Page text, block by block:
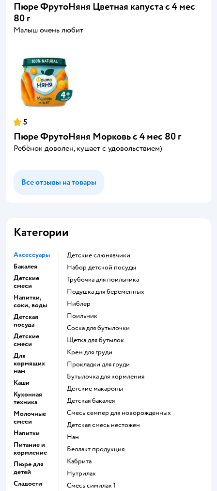
Пюре ФрутоНяня Цветная капуста с 4 мес
80 г
Малыш очень любит
5
Пюре ФрутоНяня Морковь с 4 мес 80 г
Ребёнок доволен, кушает с удовольствием)
Все отзывы на товары
Категории
Аксессуары
Бакалея
Детские
смеси
Напитки,
соки, воды
Детская
посуда
Детские
смеси
Для
кормящих
мам
Каши
Кухонная
техника
Молочные
смеси
Напитки
Питание и
кормление
Пюре для
детей
Сладости
Детские слюнявчики
набор детской посуды
трубочка для поильника
подушка для беременных
ниблер
поильник
соска для бутылочки
щетка для бутылок
крем для груди
прокладки для груди
бутылочка для кормления
детские макароны
детская бакалея
смесь семпер для новорожденных
детская смесь нестожен
нан
беллакт продукция
кабрита
нутрилак
смесь симилак 1